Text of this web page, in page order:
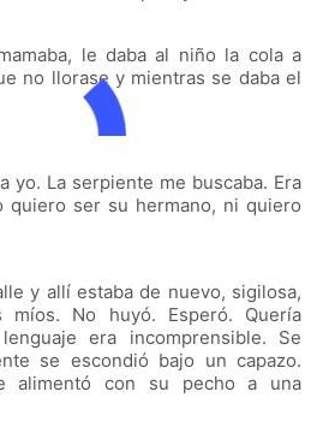
le daba al niño la cola a
no llorase y mientras se daba el
yo. La serpiente me buscaba. Era
quiero ser su hermano, ni quiero
y allí estaba de nuevo, sigilosa,
No huyó. Esperó. Quería
era incomprensible. Se
se escondió bajo un capazo.
alimentó con su pecho a una